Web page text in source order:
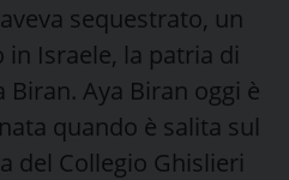
sequestrato, un
Israele, la patria di
Aya Biran oggi è
quando è salita sul
del Collegio Ghislieri